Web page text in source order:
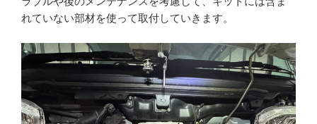
れていない部材を使って取付していきます。